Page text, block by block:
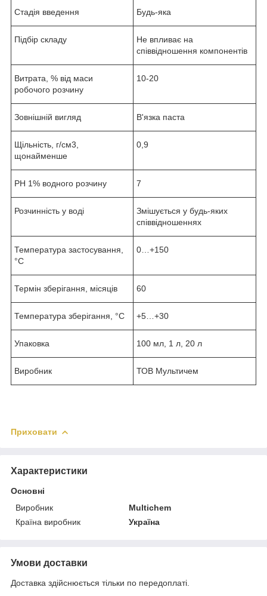
Стадія введення Будь-яка
Підбір складу
Не впливає на
співвідношення компонентів
Витрата, % від маси
робочого розчину
10-20
Зовнішній вигляд В'язка паста
Щільність, г/см3,
щонайменше
0,9
РН 1% водного розчину 7
Розчинність у воді
Змішується у будь-яких
співвідношеннях
Температура застосування,
°С
0…+150
Термін зберігання, місяців 60
Температура зберігання, °С +5…+30
Упаковка 100 мл, 1 л, 20 л
Виробник ТОВ Мультичем
Приховати
Характеристики
Основні
Виробник
Multichem
Країна виробник
Україна
Умови доставки
Доставка здійснюється тільки по передоплаті.